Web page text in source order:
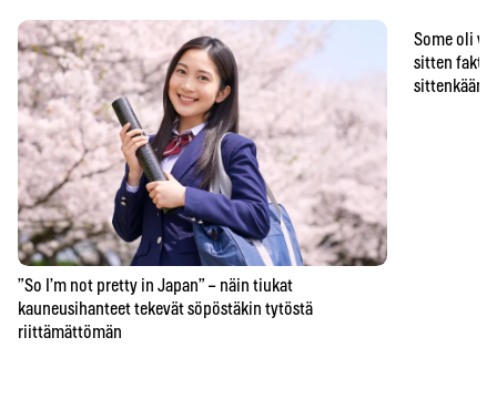
”So I’m not pretty in Japan” – näin tiukat
kauneusihanteet tekevät söpöstäkin tytöstä
riittämättömän
Some oli
sitten
sittenkään